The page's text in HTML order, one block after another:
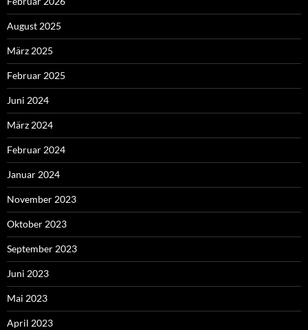
August 2025
März 2025
Februar 2025
Juni 2024
März 2024
Februar 2024
Januar 2024
November 2023
Oktober 2023
September 2023
Juni 2023
Mai 2023
April 2023